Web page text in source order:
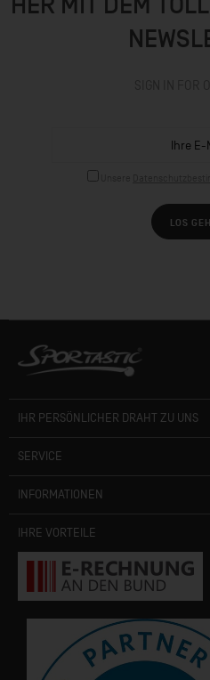
LOS
IHR PERSÖNLICHER DRAHT ZU UNS
SERVICE
INFORMATIONEN
IHRE VORTEILE